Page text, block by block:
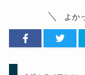
よか